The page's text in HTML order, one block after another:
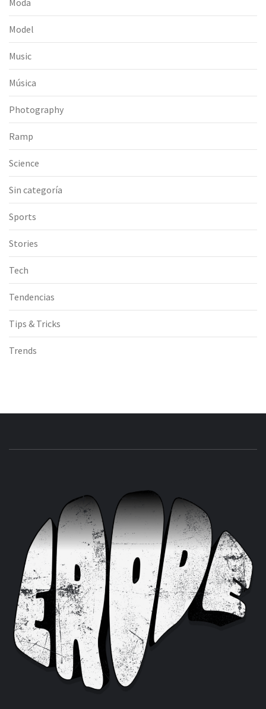
Model
Music
Música
Photography
Ramp
Science
Sin categoría
Sports
Stories
Tech
Tendencias
Tips & Tricks
Trends